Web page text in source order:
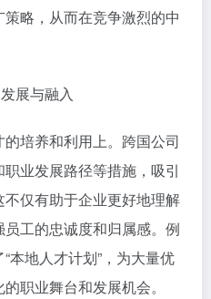
略，从而在竞争激烈的中
展与融入
培养和利用上。跨国公司
业发展路径等措施，吸引
仅有助于企业更好地理解
工的忠诚度和归属感。例
本地人才计划”，为大量优
职业舞台和发展机会。